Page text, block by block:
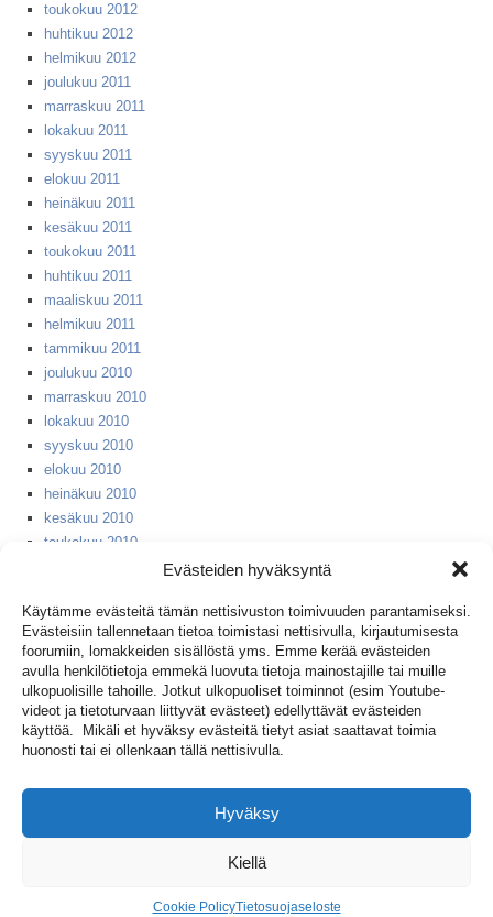
Evästeiden hyväksyntä
Käytämme evästeitä tämän nettisivuston toimivuuden parantamiseksi.
Evästeisiin tallennetaan tietoa toimistasi nettisivulla, kirjautumisesta
foorumiin, lomakkeiden sisällöstä yms. Emme kerää evästeiden
avulla henkilötietoja emmekä luovuta tietoja mainostajille tai muille
ulkopuolisille tahoille. Jotkut ulkopuoliset toiminnot (esim Youtube-
videot ja tietoturvaan liittyvät evästeet) edellyttävät evästeiden
käyttöä. Mikäli et hyväksy evästeitä tietyt asiat saattavat toimia
huonosti tai ei ollenkaan tällä nettisivulla.
Hyväksy
Kiellä
Cookie PolicyTietosuojaseloste
toukokuu 2012
huhtikuu 2012
helmikuu 2012
joulukuu 2011
marraskuu 2011
lokakuu 2011
syyskuu 2011
elokuu 2011
heinäkuu 2011
kesäkuu 2011
toukokuu 2011
huhtikuu 2011
maaliskuu 2011
helmikuu 2011
tammikuu 2011
joulukuu 2010
marraskuu 2010
lokakuu 2010
syyskuu 2010
elokuu 2010
heinäkuu 2010
kesäkuu 2010
toukokuu 2010
huhtikuu 2008
syyskuu 2007
huhtikuu 2006
huhtikuu 2005
huhtikuu 2004
huhtikuu 2003
huhtikuu 2002
huhtikuu 2001